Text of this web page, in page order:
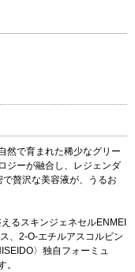
然で育まれた稀少なグリー
ジーが融合し、レジェンダ
贅沢な美容液が、うるお
るスキンジェネセルENMEI
、2-O-エチルアスコルビン
〉独自フォーミュ
。